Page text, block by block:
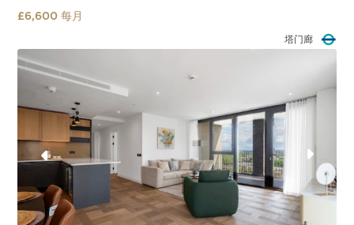
£6,600 每月
塔门廊
Slide 2 of 3.